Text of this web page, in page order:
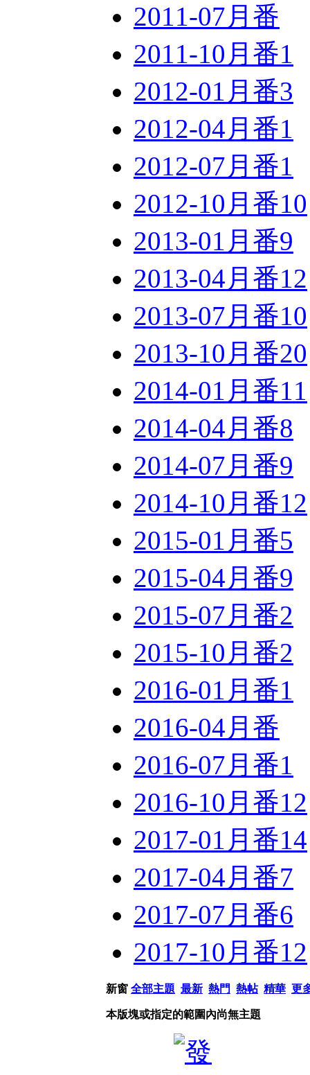
2011-07月番
2011-10月番1
2012-01月番3
2012-04月番1
2012-07月番1
2012-10月番10
2013-01月番9
2013-04月番12
2013-07月番10
2013-10月番20
2014-01月番11
2014-04月番8
2014-07月番9
2014-10月番12
2015-01月番5
2015-04月番9
2015-07月番2
2015-10月番2
2016-01月番1
2016-04月番
2016-07月番1
2016-10月番12
2017-01月番14
2017-04月番7
2017-07月番6
2017-10月番12
新窗 全部主題 最新 熱門 熱帖 精華 更
本版塊或指定的範圍內尚無主題